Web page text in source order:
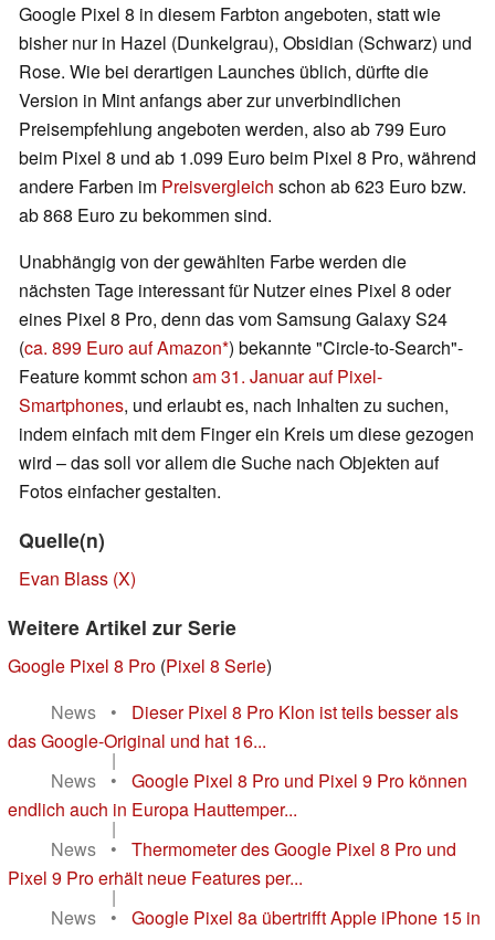
Google Pixel 8 in diesem Farbton angeboten, statt wie
bisher nur in Hazel (Dunkelgrau), Obsidian (Schwarz) und
Rose. Wie bei derartigen Launches üblich, dürfte die
Version in Mint anfangs aber zur unverbindlichen
Preisempfehlung angeboten werden, also ab 799 Euro
beim Pixel 8 und ab 1.099 Euro beim Pixel 8 Pro, während
andere Farben im Preisvergleich schon ab 623 Euro bzw.
ab 868 Euro zu bekommen sind.
Unabhängig von der gewählten Farbe werden die
nächsten Tage interessant für Nutzer eines Pixel 8 oder
eines Pixel 8 Pro, denn das vom Samsung Galaxy S24
(ca. 899 Euro auf Amazon ) bekannte "Circle-to-Search"-
Feature kommt schon am 31. Januar auf Pixel-
Smartphones, und erlaubt es, nach Inhalten zu suchen,
indem einfach mit dem Finger ein Kreis um diese gezogen
wird – das soll vor allem die Suche nach Objekten auf
Fotos einfacher gestalten.
Quelle(n)
Evan Blass (X)
Weitere Artikel zur Serie
Google Pixel 8 Pro (Pixel 8 Serie)
News
•
Dieser Pixel 8 Pro Klon ist teils besser als
das Google-Original und hat 16...
|
News
•
Google Pixel 8 Pro und Pixel 9 Pro können
endlich auch in Europa Hauttemper...
|
News
•
Thermometer des Google Pixel 8 Pro und
Pixel 9 Pro erhält neue Features per...
|
News
•
Google Pixel 8a übertrifft Apple iPhone 15 in